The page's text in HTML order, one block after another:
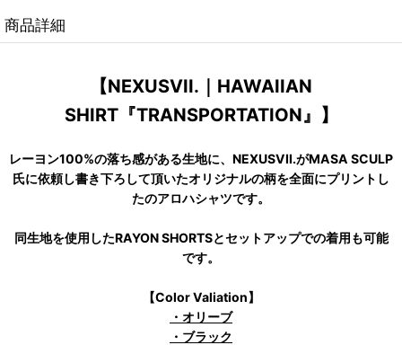
商品詳細
【NEXUSVII.｜HAWAIIAN
SHIRT『TRANSPORTATION』】
レーヨン100%の落ち感がある生地に、NEXUSVII.がMASA SCULP
氏に依頼し書き下ろして頂いたオリジナルの柄を全面にプリントし
たのアロハシャツです。
同生地を使用したRAYON SHORTSとセットアップでの着用も可能
です。
【Color Valiation】
・オリーブ
・ブラック